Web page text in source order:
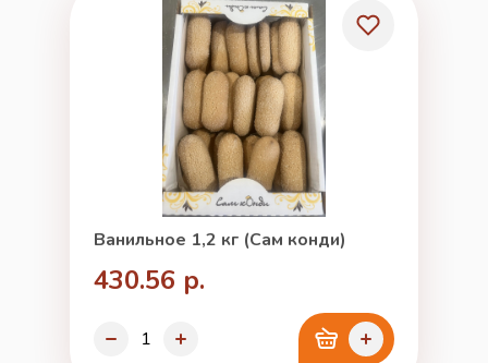
Ванильное 1,2 кг (Сам конди)
430.56 р.